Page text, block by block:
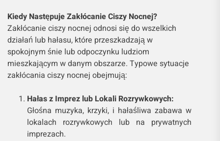
Kiedy Następuje Zakłócanie Ciszy Nocnej?
Zakłócanie ciszy nocnej odnosi się do wszelkich
działań lub hałasu, które przeszkadzają w
spokojnym śnie lub odpoczynku ludziom
mieszkającym w danym obszarze. Typowe sytuacje
zakłócania ciszy nocnej obejmują:
Hałas z Imprez lub Lokali Rozrywkowych:
Głośna muzyka, krzyki, i hałaśliwa zabawa w
lokalach rozrywkowych lub na prywatnych
imprezach.